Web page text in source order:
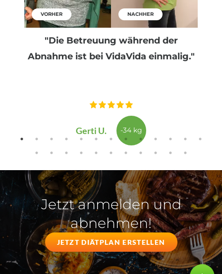
VORHER NACHHER
"Die Betreuung während der
Abnahme ist bei VidaVida einmalig."
Gerti U. -34 kg
Jetzt anmelden und
abnehmen!
JETZT DIÄTPLAN ERSTELLEN